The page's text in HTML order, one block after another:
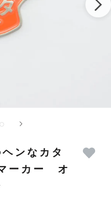
ンなカタ
ーカー オ